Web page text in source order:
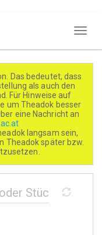
Das bedeutet, dass
als auch den
Für Hinweise auf
um Theadok besser
eine Nachricht an
langsam sein,
Theadok später bzw.